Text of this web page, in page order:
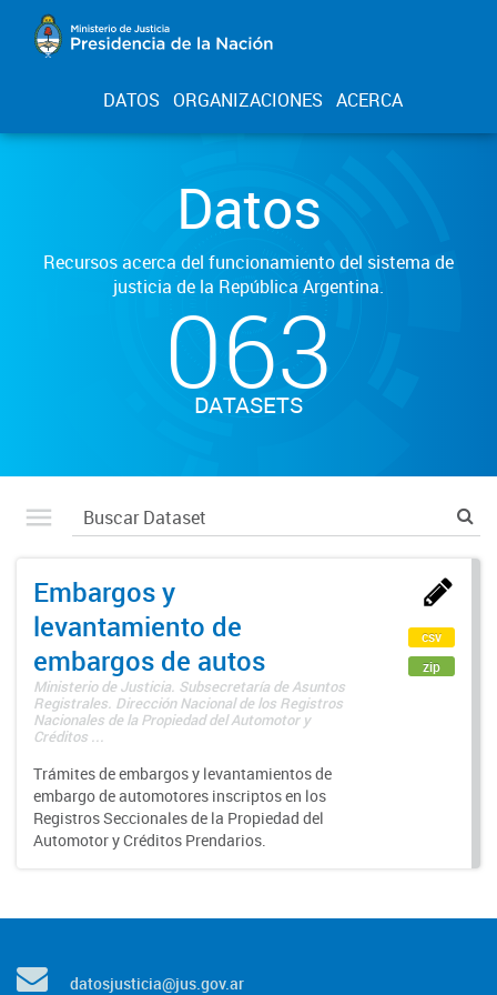
DATOS ORGANIZACIONES ACERCA
Datos
Recursos acerca del funcionamiento del sistema de
justicia de la República Argentina.
063
DATASETS
Embargos y
levantamiento de
embargos de autos
Ministerio de Justicia. Subsecretaría de Asuntos
Registrales. Dirección Nacional de los Registros
Nacionales de la Propiedad del Automotor y
Créditos ...
Trámites de embargos y levantamientos de
embargo de automotores inscriptos en los
Registros Seccionales de la Propiedad del
Automotor y Créditos Prendarios.
csv
zip
datosjusticia@jus.gov.ar